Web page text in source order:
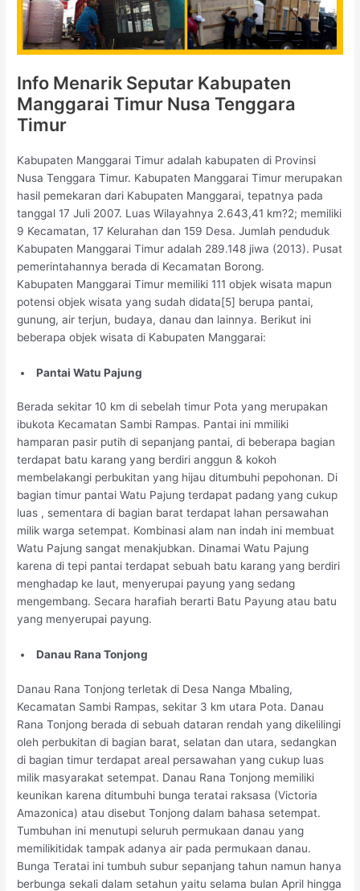
Info Menarik Seputar Kabupaten
Manggarai Timur Nusa Tenggara
Timur
Kabupaten Manggarai Timur adalah kabupaten di Provinsi
Nusa Tenggara Timur. Kabupaten Manggarai Timur merupakan
hasil pemekaran dari Kabupaten Manggarai, tepatnya pada
tanggal 17 Juli 2007. Luas Wilayahnya 2.643,41 km?2; memiliki
9 Kecamatan, 17 Kelurahan dan 159 Desa. Jumlah penduduk
Kabupaten Manggarai Timur adalah 289.148 jiwa (2013). Pusat
pemerintahannya berada di Kecamatan Borong.
Kabupaten Manggarai Timur memiliki 111 objek wisata mapun
potensi objek wisata yang sudah didata[5] berupa pantai,
gunung, air terjun, budaya, danau dan lainnya. Berikut ini
beberapa objek wisata di Kabupaten Manggarai:
Pantai Watu Pajung
Berada sekitar 10 km di sebelah timur Pota yang merupakan
ibukota Kecamatan Sambi Rampas. Pantai ini mmiliki
hamparan pasir putih di sepanjang pantai, di beberapa bagian
terdapat batu karang yang berdiri anggun & kokoh
membelakangi perbukitan yang hijau ditumbuhi pepohonan. Di
bagian timur pantai Watu Pajung terdapat padang yang cukup
luas , sementara di bagian barat terdapat lahan persawahan
milik warga setempat. Kombinasi alam nan indah ini membuat
Watu Pajung sangat menakjubkan. Dinamai Watu Pajung
karena di tepi pantai terdapat sebuah batu karang yang berdiri
menghadap ke laut, menyerupai payung yang sedang
mengembang. Secara harafiah berarti Batu Payung atau batu
yang menyerupai payung.
Danau Rana Tonjong
Danau Rana Tonjong terletak di Desa Nanga Mbaling,
Kecamatan Sambi Rampas, sekitar 3 km utara Pota. Danau
Rana Tonjong berada di sebuah dataran rendah yang dikelilingi
oleh perbukitan di bagian barat, selatan dan utara, sedangkan
di bagian timur terdapat areal persawahan yang cukup luas
milik masyarakat setempat. Danau Rana Tonjong memiliki
keunikan karena ditumbuhi bunga teratai raksasa (Victoria
Amazonica) atau disebut Tonjong dalam bahasa setempat.
Tumbuhan ini menutupi seluruh permukaan danau yang
memilikitidak tampak adanya air pada permukaan danau.
Bunga Teratai ini tumbuh subur sepanjang tahun namun hanya
berbunga sekali dalam setahun yaitu selama bulan April hingga